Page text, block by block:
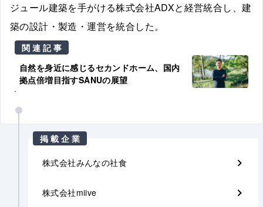
ジュール建築を手がける株式会社ADXと経営統合し、建
築の設計・製造・運営を統合した。
関連記事
自然を身近に感じるセカンドホーム、国内
拠点倍増目指すSANUの展望
掲載企業
株式会社みんなの社食
株式会社miive